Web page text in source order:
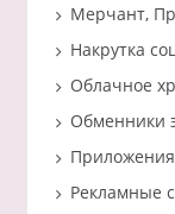
Мерчант,
Накрутка
Облачное
Обменники
Приложения
Рекламные